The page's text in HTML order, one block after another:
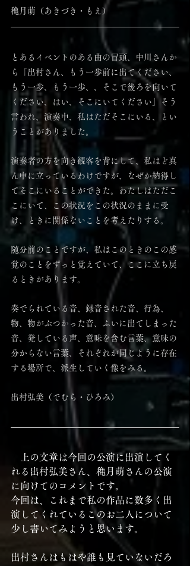
穐月萌（あきづき・もえ）
とあるイベントのある曲の冒頭、中川さんか
ら「出村さん、もう一歩前に出てください、
もう一歩、もう一歩、、そこで後ろを向いて
ください、はい、そこにいてください」そう
言われ、演奏中、私はただそこにいる、とい
うことがありました。
演奏者の方を向き観客を背にして、私はど真
ん中に立っているわけですが、なぜか納得し
てそこにいることができた。わたしはただこ
こにいて、この状況をこの状況のままに受
け、ときに関係ないことを考えたりする。
随分前のことですが、私はこのときのこの感
覚のことをずっと覚えていて、ここに立ち戻
るときがあります。
奏でられている音、録音された音、行為、
物、物がぶつかった音、ふいに出てしまった
音、発している声、意味を含む言葉、意味の
分からない言葉、それぞれが同じように存在
する場所で、派生していく像をみる。
出村弘美（でむら・ひろみ）
上の文章は今回の公演に出演してく
れる出村弘美さん、穐月萌さんの公演
に向けてのコメントです。
今回は、これまで私の作品に数多く出
演してくれているこのお二人について
少し書いてみようと思います。
出村さんはもはや誰も見ていないだろ